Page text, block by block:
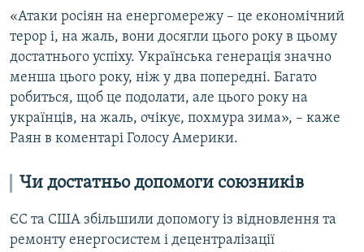
«Атаки росіян на енергомережу – це економічний
терор і, на жаль, вони досягли цього року в цьому
достатнього успіху. Українська генерація значно
менша цього року, ніж у два попередні. Багато
робиться, щоб це подолати, але цього року на
українців, на жаль, очікує, похмура зима», – каже
Раян в коментарі Голосу Америки.
Чи достатньо допомоги союзників
ЄС та США збільшили допомогу із відновлення та
ремонту енергосистем і децентралізації